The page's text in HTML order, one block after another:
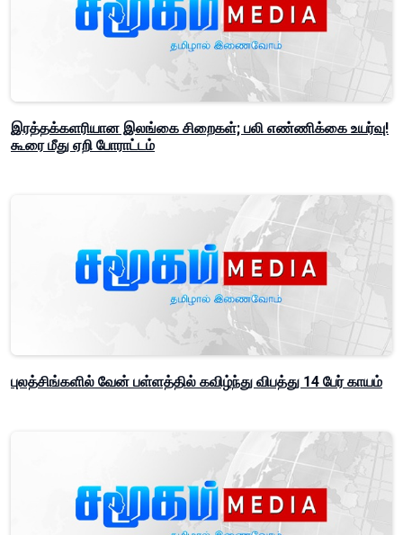
இரத்தக்களரியான இலங்கை சிறைகள்; பலி எண்ணிக்கை உயர்வு!
கூரை மீது ஏறி போராட்டம்
புலத்சிங்களில் வேன் பள்ளத்தில் கவிழ்ந்து விபத்து 14 பேர் காயம்